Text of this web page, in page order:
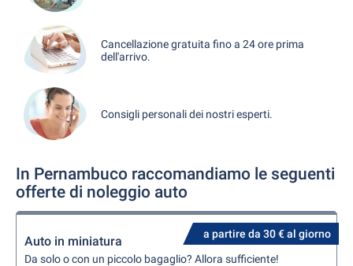
Cancellazione gratuita fino a 24 ore prima
dell'arrivo.
Consigli personali dei nostri esperti.
In Pernambuco raccomandiamo le seguenti
offerte di noleggio auto
a partire da 30 € al giorno
Auto in miniatura
Da solo o con un piccolo bagaglio? Allora sufficiente!